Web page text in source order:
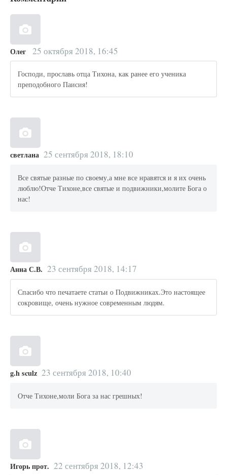
Олег 25 октября 2018, 16:45
Господи, прославь отца Тихона, как ранее его ученика
преподобного Паисия!
светлана 25 сентября 2018, 18:10
Все святые разные по своему,а мне все нравятся и я их очень
люблю!Отче Тихоне,все святые и подвижники,молите Бога о
нас!
Анна С.В. 23 сентября 2018, 14:17
Спасибо что печатаете статьи о Подвижниках.Это настоящее
сокровище, очень нужное современным людям.
g.h sculz 23 сентября 2018, 10:40
Отче Тихоне,моли Бога за нас грешных!
Игорь прот. 22 сентября 2018, 12:43